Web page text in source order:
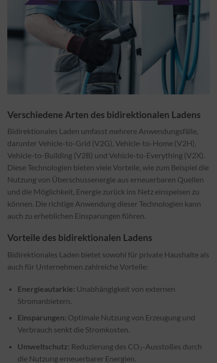
Verschiedene Arten des bidirektionalen Ladens
Bidirektionales Laden umfasst mehrere Anwendungsfälle,
darunter Vehicle-to-Grid (V2G), Vehicle-to-Home (V2H),
Vehicle-to-Building (V2B) und Vehicle-to-Everything (V2X).
Diese Technologien bieten viele Vorteile, wie zum Beispiel die
Nutzung von Überschussenergie aus erneuerbaren Quellen
und die Möglichkeit, Energie zurück ins Netz einspeisen zu
können. Die richtige Anwendung dieser Technologien kann
auch zu erheblichen Einsparungen führen.
Vorteile des bidirektionalen Ladens
Bidirektionales Laden bietet sowohl für private Haushalte als
auch für Unternehmen zahlreiche Vorteile:
Energieautarkie: Unabhängigkeit von externen
Stromanbietern.
Einsparungen: Optimale Nutzung von Erzeugung und
Verbrauch senkt die Stromkosten.
Umweltschutz: Reduzierung des CO₂-Ausstoßes durch
die Nutzung erneuerbarer Energien.